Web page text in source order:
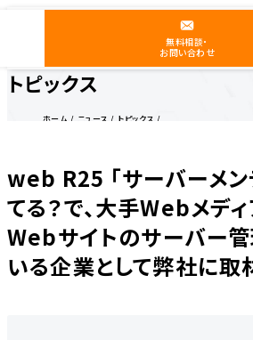
無料相談・
お問い合わせ
トピックス
ホーム ニュース
トピックス
web R25 「サーバーメン
てる？で、大手Webメデ
Webサイトのサーバー
いる企業として弊社に取